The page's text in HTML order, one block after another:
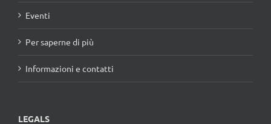
Eventi
Per saperne di più
Informazioni e contatti
LEGALS